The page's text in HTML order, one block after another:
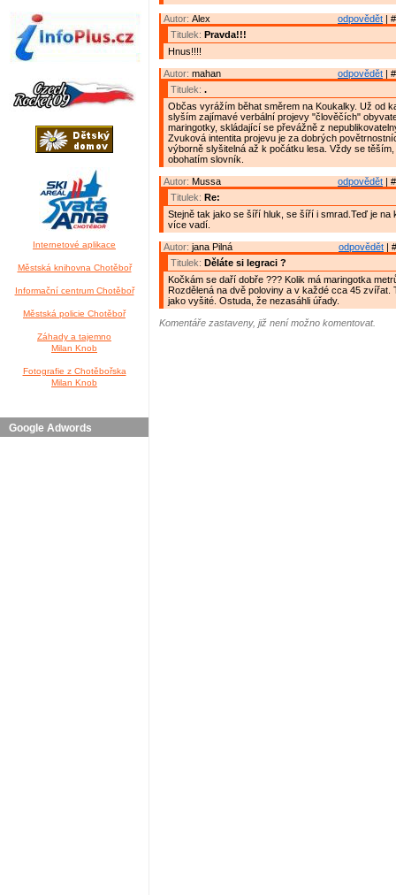
Internetové aplikace
Městská knihovna Chotěboř
Informační centrum Chotěboř
Městská policie Chotěboř
Záhady a tajemno
Milan Knob
Fotografie z Chotěbořska
Milan Knob
Google Adwords
odpovědět |
Autor: Alex
Titulek: Pravda!!!
Hnus!!!!
odpovědět |
Autor: mahan
Titulek: .
Občas vyrážím běhat směrem na Koukalky. Už od
slyším zajímavé verbální projevy "člověčích"
maringotky, skládající se převážně z
Zvuková intentita projevu je za dobrých
výborně slyšitelná až k počátku lesa. Vždy se
obohatím slovník.
odpovědět |
Autor: Mussa
Titulek: Re:
Stejně tak jako se šíří hluk, se šíří i smrad.Teď je na
více vadí.
odpovědět |
Autor: jana Pilná
Titulek: Děláte si legraci ?
Kočkám se daří dobře ??? Kolik má maringotka
Rozdělená na dvě poloviny a v každé cca 45 zvířat.
jako vyšité. Ostuda, že nezasáhli úřady.
Komentáře zastaveny, již není možno komentovat.